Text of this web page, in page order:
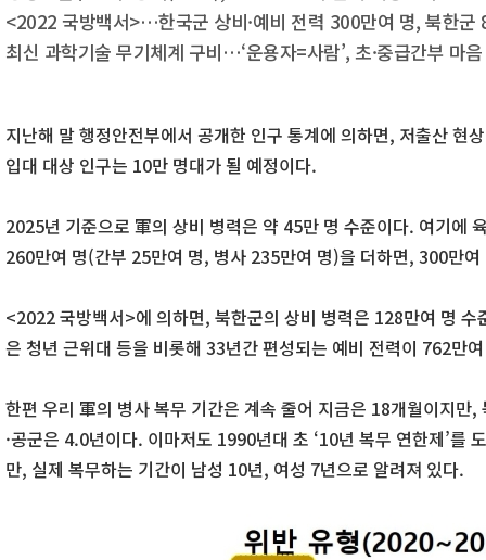
<2022 국방백서>…한국군 상비·예비 전력 300만여 명, 북한
최신 과학기술 무기체계 구비…‘운용자=사람’, 초·중급간부 마
지난해 말 행정안전부에서 공개한 인구 통계에 의하면, 저출산 현
입대 대상 인구는 10만 명대가 될 예정이다.
2025년 기준으로 軍의 상비 병력은 약 45만 명 수준이다. 여기에
260만여 명(간부 25만여 명, 병사 235만여 명)을 더하면, 300만여
<2022 국방백서>에 의하면, 북한군의 상비 병력은 128만여 명
은 청년 근위대 등을 비롯해 33년간 편성되는 예비 전력이 762만
한편 우리 軍의 병사 복무 기간은 계속 줄어 지금은 18개월이지만
·공군은 4.0년이다. 이마저도 1990년대 초 ‘10년 복무 연한제’를
만, 실제 복무하는 기간이 남성 10년, 여성 7년으로 알려져 있다.